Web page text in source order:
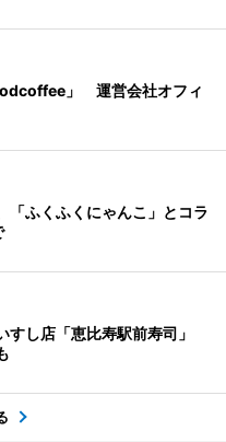
」 運営会社オフィ
「ふくふくにゃんこ」とコラ
すし店「恵比寿駅前寿司」